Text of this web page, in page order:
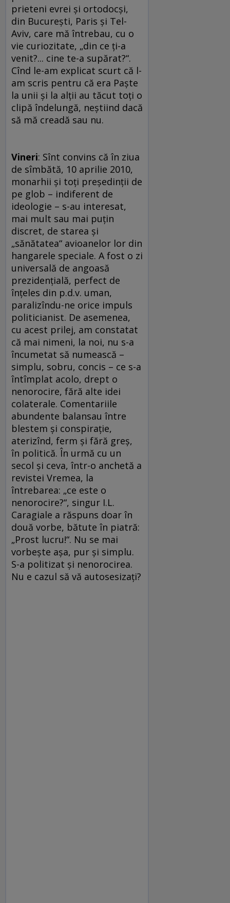
prieteni evrei şi ortodocşi,
din Bucureşti, Paris şi Tel-
Aviv, care mă întrebau, cu o
vie curiozitate, „din ce ţi-a
venit?... cine te-a supărat?“.
Cînd le-am explicat scurt că l-
am scris pentru că era Paşte
la unii şi la alţii au tăcut toţi o
clipă îndelungă, neştiind dacă
să mă creadă sau nu.
Vineri: Sînt convins că în ziua
de sîmbătă, 10 aprilie 2010,
monarhii şi toţi preşedinţii de
pe glob – indiferent de
ideologie – s-au interesat,
mai mult sau mai puţin
discret, de starea şi
„sănătatea“ avioanelor lor din
hangarele speciale. A fost o zi
universală de angoasă
prezidenţială, perfect de
înţeles din p.d.v. uman,
paralizîndu-ne orice impuls
politicianist. De asemenea,
cu acest prilej, am constatat
că mai nimeni, la noi, nu s-a
încumetat să numească –
simplu, sobru, concis – ce s-a
întîmplat acolo, drept o
nenorocire, fără alte idei
colaterale. Comentariile
abundente balansau între
blestem şi conspiraţie,
aterizînd, ferm şi fără greş,
în politică. În urmă cu un
secol şi ceva, într-o anchetă a
revistei Vremea, la
întrebarea: „ce este o
nenorocire?“, singur I.L.
Caragiale a răspuns doar în
două vorbe, bătute în piatră:
„Prost lucru!“. Nu se mai
vorbeşte aşa, pur şi simplu.
S-a politizat şi nenorocirea.
Nu e cazul să vă autosesizaţi?